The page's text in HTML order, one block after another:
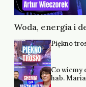
Woda, energia i
Piękno
Co wiemy
hab.